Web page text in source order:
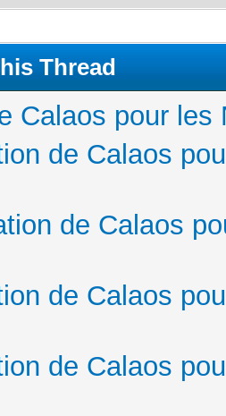
Thread
Calaos pour les
de Calaos
de Calaos
de Calaos
de Calaos